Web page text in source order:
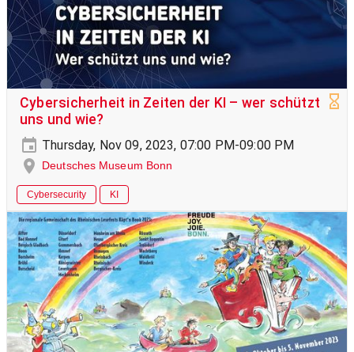
Cybersicherheit in Zeiten der KI – wer schützt
uns und wie?
Thursday, Nov 09, 2023, 07:00 PM-09:00 PM
Deutsches Museum Bonn
Cybersecurity KI